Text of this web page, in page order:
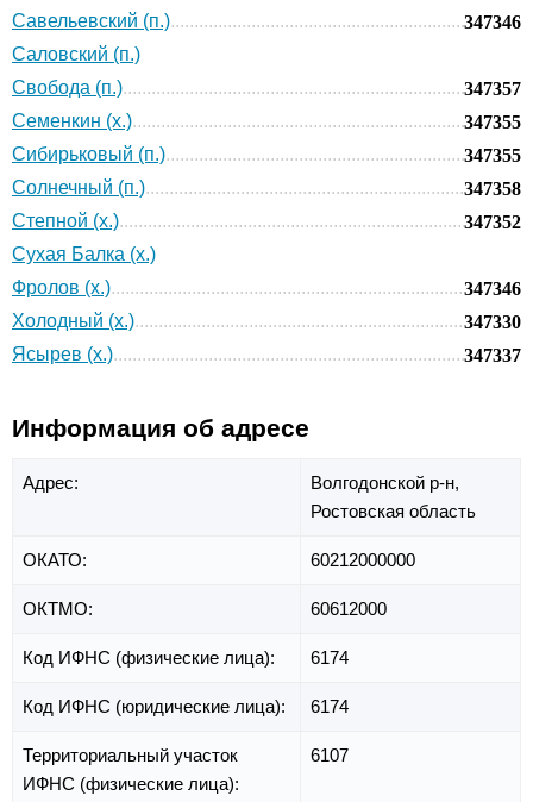
Савельевский (п.)
347346
Саловский (п.)
Свобода (п.)
347357
Семенкин (х.)
347355
Сибирьковый (п.)
347355
Солнечный (п.)
347358
Степной (х.)
347352
Сухая Балка (х.)
Фролов (х.)
347346
Холодный (х.)
347330
Ясырев (х.)
347337
Информация об адресе
Адрес:
Волгодонской р-н,
Ростовская область
ОКАТО: 60212000000
ОКТМО: 60612000
Код ИФНС (физические лица): 6174
Код ИФНС (юридические лица): 6174
Территориальный участок
ИФНС (физические лица):
6107